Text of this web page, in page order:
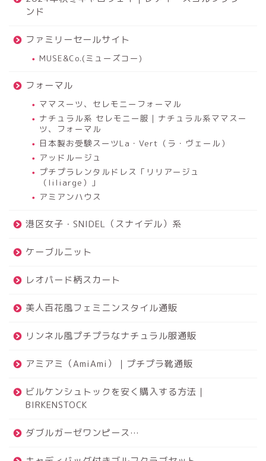
ンド
ファミリーセールサイト
MUSE&Co.(ミューズコー)
フォーマル
ママスーツ、セレモニーフォーマル
ナチュラル系 セレモニー服｜ナチュラル系ママスー
ツ、フォーマル
日本製お受験スーツLa・Vert（ラ・ヴェール）
アッドルージュ
プチプラレンタルドレス「リリアージュ
（liliarge）」
アミアンハウス
港区女子・SNIDEL（スナイデル）系
ケーブルニット
レオパード柄スカート
美人百花風フェミニンスタイル通販
リンネル風プチプラなナチュラル服通販
アミアミ（AmiAmi）｜プチプラ靴通販
ビルケンシュトックを安く購入する方法｜
BIRKENSTOCK
ダブルガーゼワンピース…